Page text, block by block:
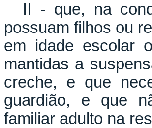
II - que, na
possuam filhos ou
em idade escolar
mantidas a
creche, e que
guardião, e que
familiar adulto na